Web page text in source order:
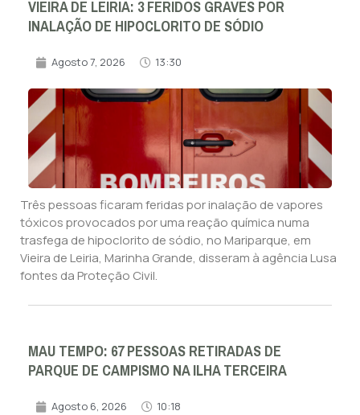
VIEIRA DE LEIRIA: 3 FERIDOS GRAVES POR
INALAÇÃO DE HIPOCLORITO DE SÓDIO
Agosto 7, 2026 13:30
Três pessoas ficaram feridas por inalação de vapores
tóxicos provocados por uma reação química numa
trasfega de hipoclorito de sódio, no Mariparque, em
Vieira de Leiria, Marinha Grande, disseram à agência Lusa
fontes da Proteção Civil.
MAU TEMPO: 67 PESSOAS RETIRADAS DE
PARQUE DE CAMPISMO NA ILHA TERCEIRA
Agosto 6, 2026 10:18